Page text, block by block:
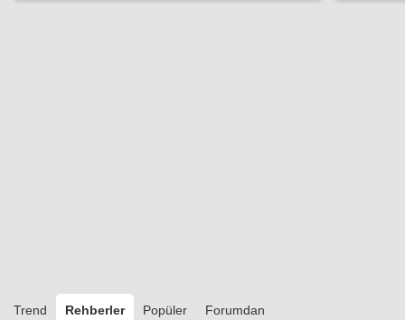
Trend Rehberler Popüler Forumdan